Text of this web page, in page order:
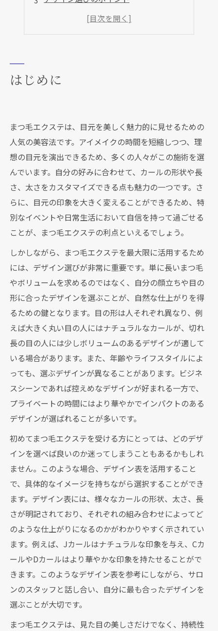
まつ毛エクステのアフターケアと持続性
まとめ
店舗概要
はじめに
まつ毛エクステは、目元を美しく魅力的に見せるための
人気の美容法です。アイメイクの時間を短縮しつつ、理
想の目元を演出できるため、多くの人々がこの施術を選
んでいます。自分の好みに合わせて、カールの形状や長
さ、太さをカスタマイズできる点も魅力の一つです。さ
らに、目元の印象を大きく変えることができるため、特
別なイベントや日常生活において自信を持って過ごせる
ことが、まつ毛エクステの利点といえるでしょう。
しかしながら、まつ毛エクステを最大限に活用するため
には、デザイン選びが非常に重要です。単に長いまつ毛
やボリュームを求めるのではなく、自分の顔立ちや目の
形に合ったデザインを選ぶことが、自然な仕上がりを得
るための鍵となります。目の形は人それぞれ異なり、例
えば大きく丸い目の人にはナチュラルなカールが、切れ
長の目の人には少しボリュームのあるデザインが適して
いる場合があります。また、年齢やライフスタイルによ
っても、選ぶデザインが異なることがあります。ビジネ
スシーンであれば控えめなデザインが好まれる一方で、
プライベートの時間にはより華やかでインパクトのある
デザインが選ばれることが多いです。
初めてまつ毛エクステを受ける方にとっては、どのデザ
インを選べば良いのか迷ってしまうこともあるかもしれ
ません。このような場合、デザイン表を活用すること
で、具体的なイメージを持ちながら選択することができ
ます。デザイン表には、様々なカールの形状、太さ、長
さが明記されており、それぞれの組み合わせによってど
のような仕上がりになるのかがわかりやすく示されてい
ます。例えば、Jカールはナチュラルな印象を与え、Cカ
ールやDカールはより華やかな印象を持たせることがで
きます。このようなデザイン表を参考にしながら、サロ
ンのスタッフと話し合い、自分に最も合ったデザインを
選ぶことが大切です。
まつ毛エクステは、見た目の美しさだけでなく、持続性